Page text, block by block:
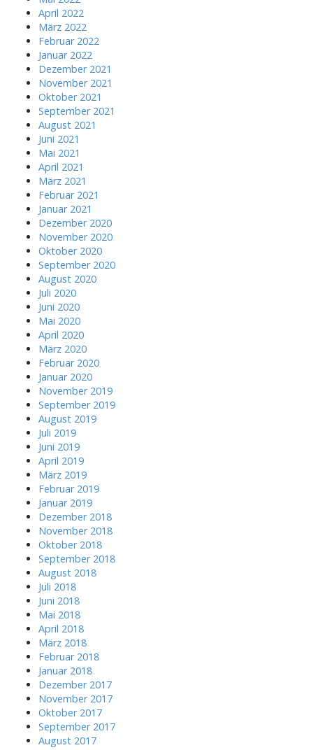
April 2022
März 2022
Februar 2022
Januar 2022
Dezember 2021
November 2021
Oktober 2021
September 2021
August 2021
Juni 2021
Mai 2021
April 2021
März 2021
Februar 2021
Januar 2021
Dezember 2020
November 2020
Oktober 2020
September 2020
August 2020
Juli 2020
Juni 2020
Mai 2020
April 2020
März 2020
Februar 2020
Januar 2020
November 2019
September 2019
August 2019
Juli 2019
Juni 2019
April 2019
März 2019
Februar 2019
Januar 2019
Dezember 2018
November 2018
Oktober 2018
September 2018
August 2018
Juli 2018
Juni 2018
Mai 2018
April 2018
März 2018
Februar 2018
Januar 2018
Dezember 2017
November 2017
Oktober 2017
September 2017
August 2017